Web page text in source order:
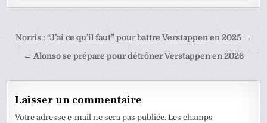
Navigation
Norris : “J’ai ce qu’il faut” pour battre Verstappen en 2025 →
← Alonso se prépare pour détrôner Verstappen en 2026
Laisser un commentaire
Votre adresse e-mail ne sera pas publiée. Les champs